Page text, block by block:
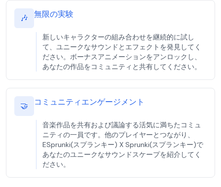
🎶 無限の実験
新しいキャラクターの組み合わせを継続的に試し
て、ユニークなサウンドとエフェクトを発見してく
ださい。ボーナスアニメーションをアンロックし、
あなたの作品をコミュニティと共有してください。
🤝 コミュニティエンゲージメント
音楽作品を共有および議論する活気に満ちたコミュ
ニティの一員です。他のプレイヤーとつながり、
ESprunki(スプランキー) X Sprunki(スプランキー)で
あなたのユニークなサウンドスケープを紹介してく
ださい。